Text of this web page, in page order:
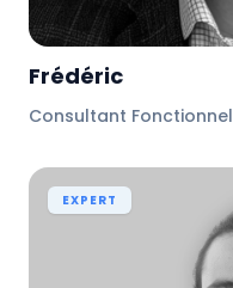
Frédéric
Consultant Fonctionnel
EXPERT